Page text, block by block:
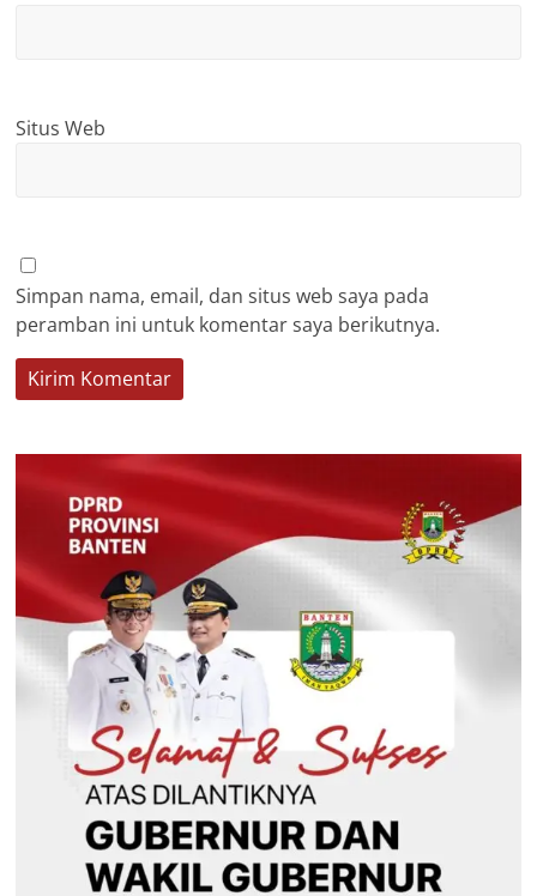
Situs Web
Simpan nama, email, dan situs web saya pada
peramban ini untuk komentar saya berikutnya.